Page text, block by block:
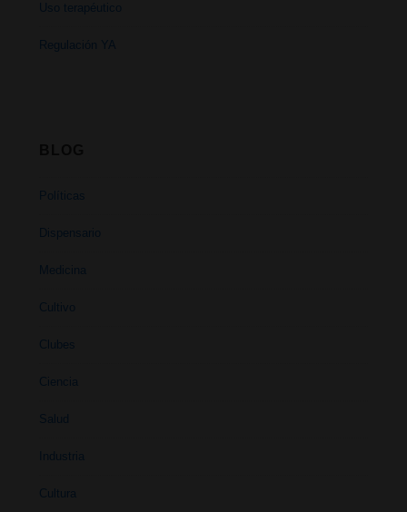
Uso terapéutico
Regulación YA
Políticas
Dispensario
Medicina
Cultivo
Clubes
Ciencia
Salud
Industria
Cultura